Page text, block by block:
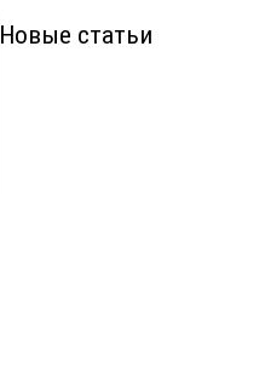
Новые статьи